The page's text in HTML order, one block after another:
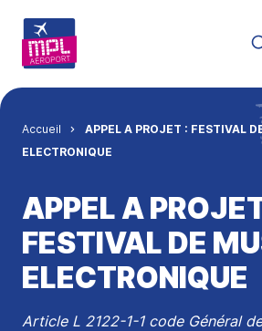
Fil d'Ariane
Accueil
APPEL A PROJET : FESTIVAL
ELECTRONIQUE
APPEL A
FESTIVAL DE
ELECTRONIQUE
Article L 2122-1-1 code Général